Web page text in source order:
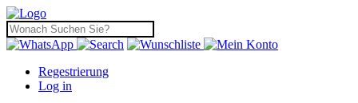
Regestrierung
Log in